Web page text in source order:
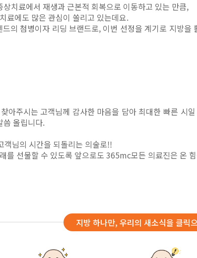
치료에서 재생과 근본적 회복으로 이동하고 있는 만큼,
료에도 많은 관심이 쏠리고 있는데요.
의 첨병이자 리딩 브랜드로, 이번 선정을 계기로 지방
아주시는 고객님께 감사한 마음을 담아 최대한 빠른 시
씀 올립니다.
님의 시간을 되돌리는 의술로!!
를 선물할 수 있도록 앞으로도 365mc모든 의료진은 온
지방 하나만, 우리의 새소식을 클릭